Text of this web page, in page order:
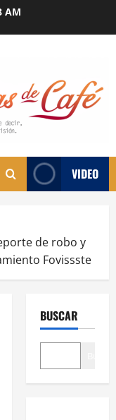
AM
VIDEO
de robo y
Fovissste
BUSCAR